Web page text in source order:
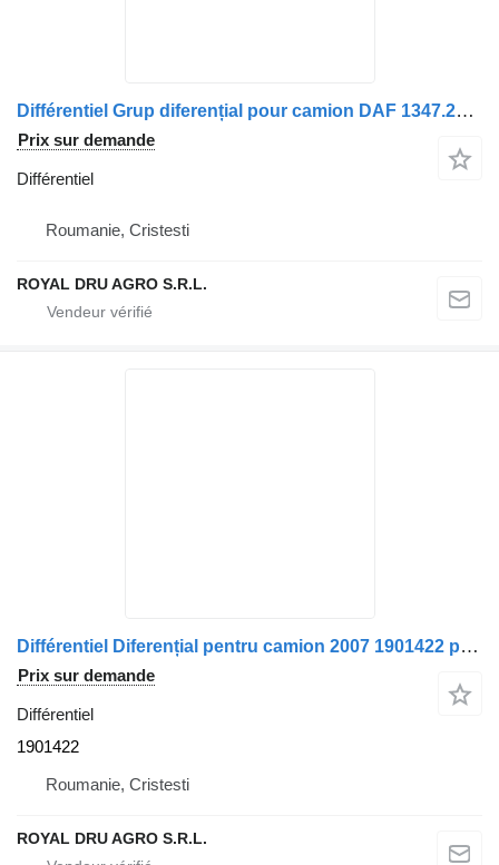
Différentiel Grup diferențial pour camion DAF 1347.269.11
Prix sur demande
Différentiel
Roumanie, Cristesti
ROYAL DRU AGRO S.R.L.
Différentiel Diferențial pentru camion 2007 1901422 pour camion DAF AAS1347 I307
Prix sur demande
Différentiel
1901422
Roumanie, Cristesti
ROYAL DRU AGRO S.R.L.